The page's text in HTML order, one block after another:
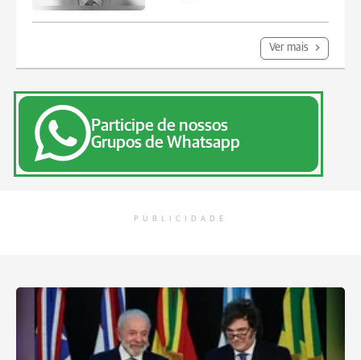
Ver mais
Participe de nossos
Grupos de Whatsapp
PUBLICIDADE